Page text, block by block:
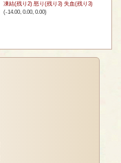
凍結(残り2) 怒り(残り3) 失血(残り3)
(-14.00, 0.00, 0.00)